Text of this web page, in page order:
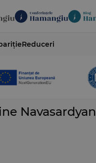
Reduceri
Navasardyan